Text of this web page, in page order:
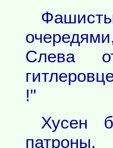
Слева
!"
Хусен